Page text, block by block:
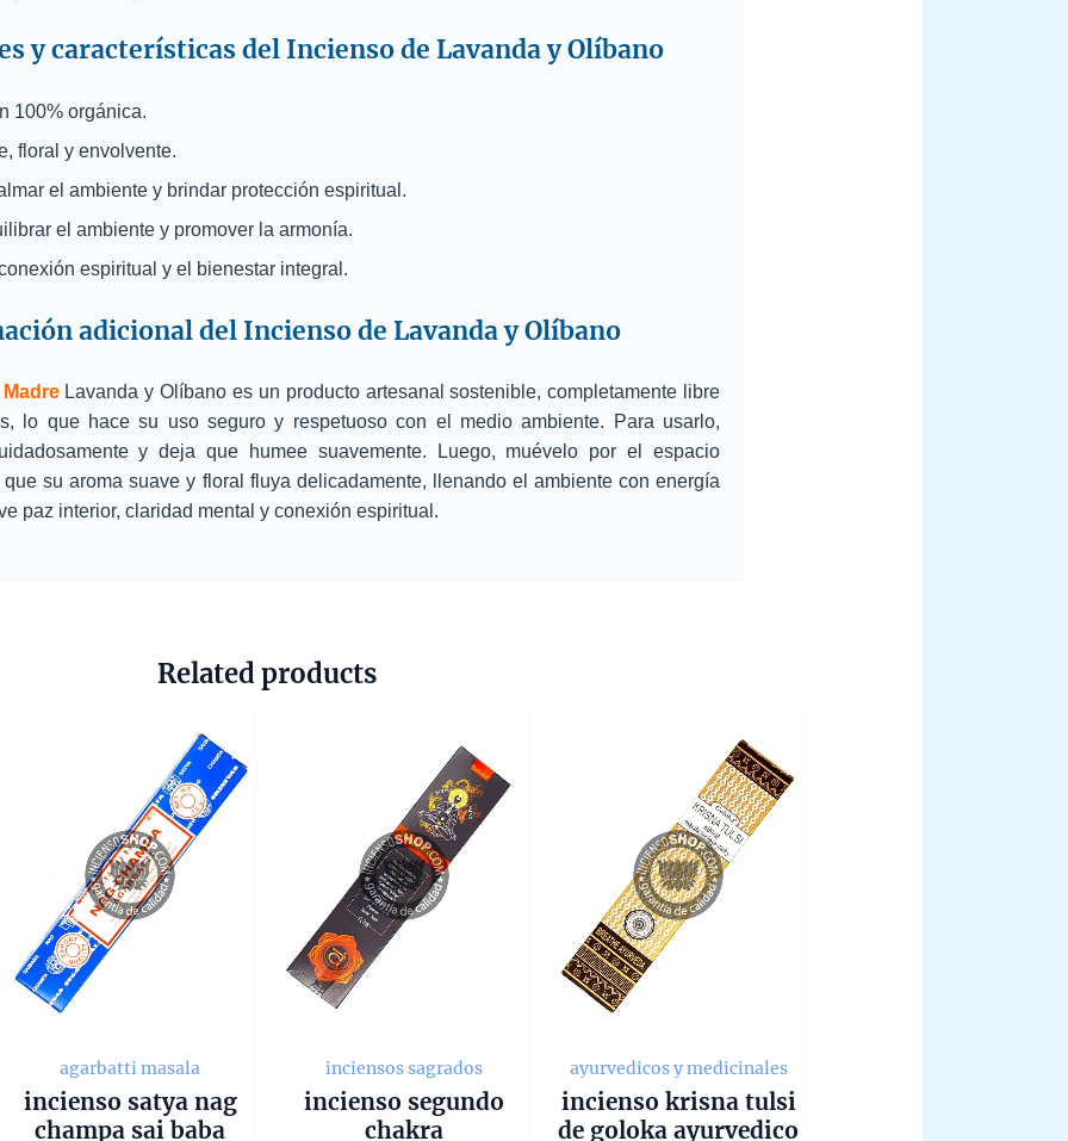
y características del Incienso de Lavanda y Olíbano
100% orgánica.
floral y envolvente.
el ambiente y brindar protección espiritual.
el ambiente y promover la armonía.
espiritual y el bienestar integral.
adicional del Incienso de Lavanda y Olíbano
Lavanda y Olíbano es un producto artesanal sostenible, completamente libre
lo que hace su uso seguro y respetuoso con el medio ambiente. Para usarlo,
y deja que humee suavemente. Luego, muévelo por el espacio
su aroma suave y floral fluya delicadamente, llenando el ambiente con energía
paz interior, claridad mental y conexión espiritual.
Related products
agarbatti masala
incienso satya nag
champa sai baba
inciensos sagrados
incienso segundo
chakra
ayurvedicos y medicinales
incienso krisna tulsi
de goloka ayurvedico